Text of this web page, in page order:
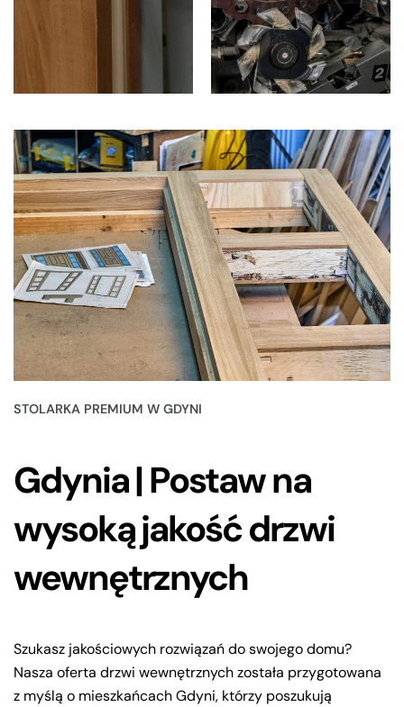
STOLARKA PREMIUM W GDYNI
Gdynia | Postaw na
wysoką jakość drzwi
wewnętrznych
Szukasz jakościowych rozwiązań do swojego domu?
Nasza oferta drzwi wewnętrznych została przygotowana
z myślą o mieszkańcach Gdyni, którzy poszukują